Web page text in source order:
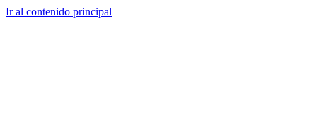
Ir al contenido principal